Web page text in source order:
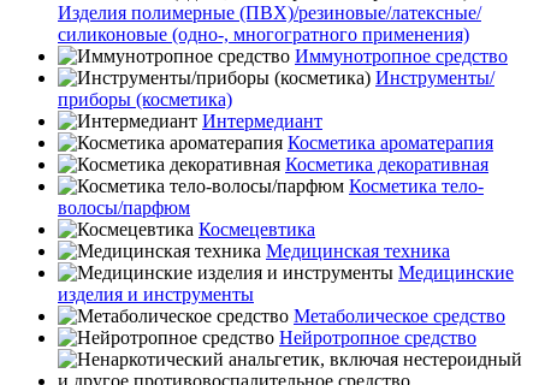
Изделия полимерные (ПВХ)/резиновые/латексные/
силиконовые (одно-, многогратного применения)
Иммунотропное средство
Инструменты/
приборы (косметика)
Интермедиант
Косметика ароматерапия
Косметика декоративная
Косметика тело-
волосы/парфюм
Космецевтика
Медицинская техника
Медицинские
изделия и инструменты
Метаболическое средство
Нейротропное средство